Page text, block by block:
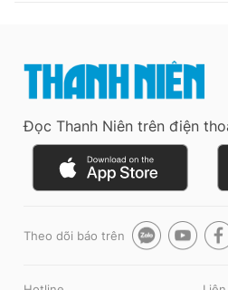
Đọc Thanh Niên trên điện
Theo dõi báo trên